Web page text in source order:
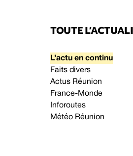
TOUTE
L’actu en continu
Faits divers
Actus Réunion
France-Monde
Inforoutes
Météo Réunion